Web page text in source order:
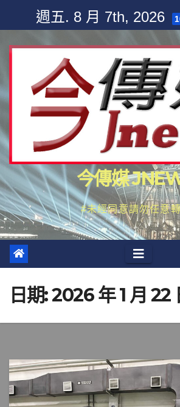
content
週五. 8 月 7th, 2026
今傳媒
#未經同意請勿任意
日期:2026 年 1 月 22